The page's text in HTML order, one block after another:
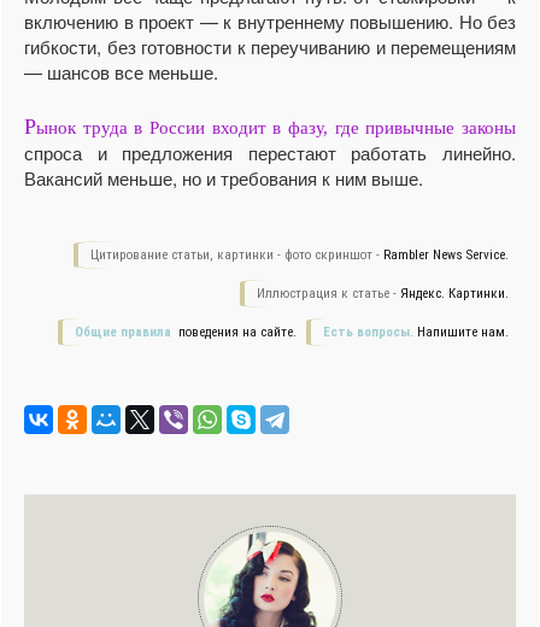
включению в проект — к внутреннему повышению. Но без
гибкости, без готовности к переучиванию и перемещениям
— шансов все меньше.
Рынок труда в России входит в фазу, где привычные законы
спроса и предложения перестают работать линейно.
Вакансий меньше, но и требования к ним выше.
Цитирование статьи, картинки - фото скриншот - Rambler News Service.
Иллюстрация к статье - Яндекс. Картинки.
Есть вопросы. Напишите нам.
Общие правила поведения на сайте.